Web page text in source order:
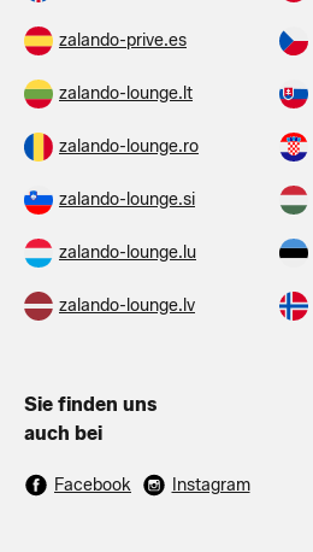
zalando-prive.es
zalando-lounge.lt
zalando-lounge.ro
zalando-lounge.si
zalando-lounge.lu
zalando-lounge.lv
Sie finden uns
auch bei
Facebook Instagram